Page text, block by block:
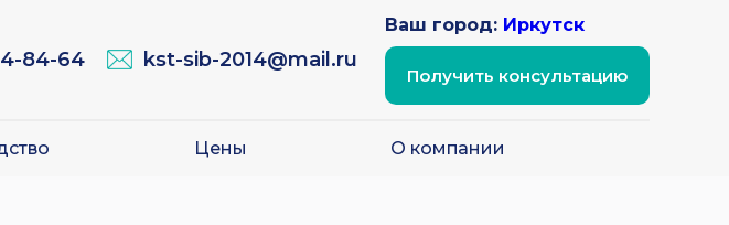
84-64 kst-sib-2014@mail.ru
Ваш город: Иркутск
Получить консультацию
Цены О компании